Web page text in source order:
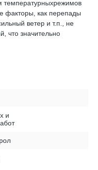
температурныхрежимов
факторы, как перепады
ветер и т.п., не
что значительно
и